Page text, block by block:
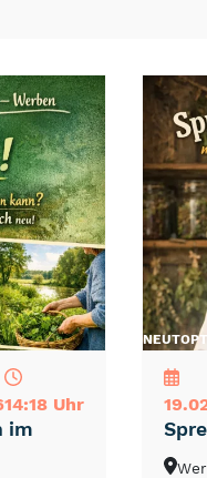
14:18 Uhr
im
NEUTOP